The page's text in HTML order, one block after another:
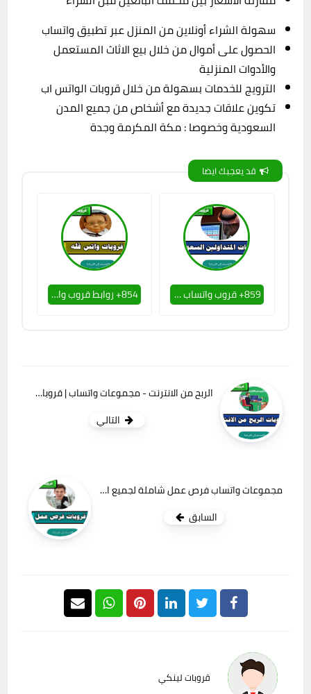
سهولة الشراء أونلاين من المنزل عبر تطبيق واتساب
الحصول على أموال من خلال بيع الاثاث المستعمل
والأدوات المنزلية
الترويج للخدمات بسهولة من خلال قروبات الواتس اب
تكوين علاقات جديدة مع أشخاص من جميع المدن
السعودية وخصوصا : مكة المكرمة وجدة
قد يعجبك ايضا
859+ قروب واتساب المتداولين السعوديين افضل قروب تداولات في السوق الأمريكية 854+ روابط قروب واتس اب فله قروبات الفله والوناسه وتحدي الضحك
الربح من الانترنت - مجموعات واتساب | قروبات لينكي
التالي
مجموعات واتساب فرص عمل شاملة لجميع التخصصات
السابق
قروبات لينكي